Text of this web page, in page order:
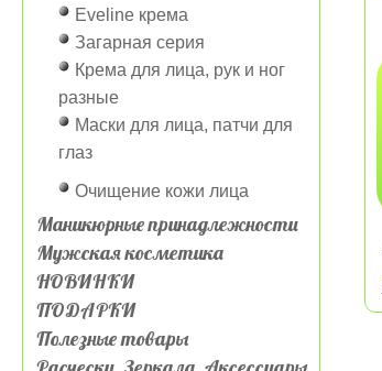
Eveline крема
Загарная серия
Крема для лица, рук и ног
разные
Маски для лица, патчи для
глаз
Очищение кожи лица
Маникюрные принадлежности
Мужская косметика
НОВИНКИ
ПОДАРКИ
Полезные товары